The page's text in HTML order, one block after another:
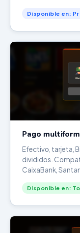
Disponible en:
Pago
Efectivo, tarjeta,
divididos.
CaixaBank,
Disponible en: